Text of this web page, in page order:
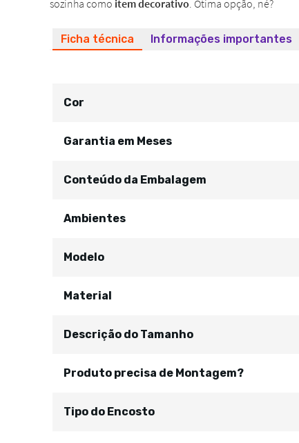
Ficha técnica Informações importantes
Cor
Garantia em Meses
Conteúdo da Embalagem
Ambientes
Modelo
Material
Descrição do Tamanho
Produto precisa de Montagem?
Tipo do Encosto